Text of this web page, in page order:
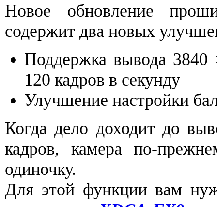
Новое обновление
содержит два новых
Поддержка вывода
120 кадров в секунду
Улучшение настройки
Когда дело доходит до
кадров, камера по-
одиночку.
Для этой функции вам